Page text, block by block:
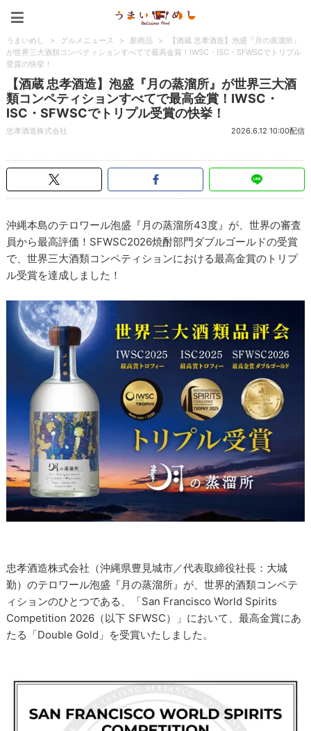
うまいめし > グルメニュース > 新商品 >
【酒蔵 忠孝酒造】泡盛『月の蒸溜所』
が世界三大酒類コンペティションすべてで最高金賞！IWSC・ISC・SFWSCでトリプル
受賞の快挙！
【酒蔵 忠孝酒造】泡盛『月の蒸溜所』が世界三大酒
類コンペティションすべてで最高金賞！IWSC・
ISC・SFWSCでトリプル受賞の快挙！
忠孝酒造株式会社 2026.6.12 10:00配信
沖縄本島のテロワール泡盛『月の蒸溜所43度』が、世界の審査
員から最高評価！SFWSC2026焼酎部門ダブルゴールドの受賞
で、世界三大酒類コンペティションにおける最高金賞のトリプ
ル受賞を達成しました！
忠孝酒造株式会社（沖縄県豊見城市／代表取締役社長：大城
勤）のテロワール泡盛『月の蒸溜所』が、世界的酒類コンペテ
ィションのひとつである、「San Francisco World Spirits
Competition 2026（以下 SFWSC）」において、最高金賞にあ
たる「Double Gold」を受賞いたしました。